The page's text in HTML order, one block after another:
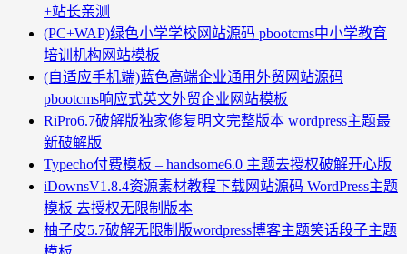
+站长亲测
(PC+WAP)绿色小学学校网站源码 pbootcms中小学教育
培训机构网站模板
(自适应手机端)蓝色高端企业通用外贸网站源码
pbootcms响应式英文外贸企业网站模板
RiPro6.7破解版独家修复明文完整版本 wordpress主题最
新破解版
Typecho付费模板 – handsome6.0 主题去授权破解开心版
iDownsV1.8.4资源素材教程下载网站源码 WordPress主题
模板 去授权无限制版本
柚子皮5.7破解无限制版wordpress博客主题笑话段子主题